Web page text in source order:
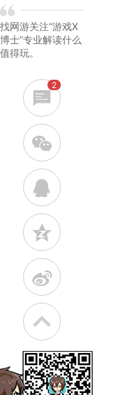
找网游关注“游戏X
博士”专业解读什么
值得玩。
2
w
q
z
t